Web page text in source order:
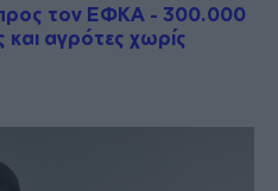
τον ΕΦΚΑ - 300.000
και αγρότες χωρίς